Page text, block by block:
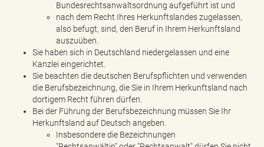
Bundesrechtsanwaltsordnung aufgeführt ist und
nach dem Recht Ihres Herkunftslandes zugelassen,
also befugt, sind, den Beruf in Ihrem Herkunftsland
auszuüben.
Sie haben sich in Deutschland niedergelassen und eine
Kanzlei eingerichtet.
Sie beachten die deutschen Berufspflichten und verwenden
die Berufsbezeichnung, die Sie in Ihrem Herkunftsland nach
dortigem Recht führen dürfen.
Bei der Führung der Berufsbezeichnung müssen Sie Ihr
Herkunftsland auf Deutsch angeben.
Insbesondere die Bezeichnungen